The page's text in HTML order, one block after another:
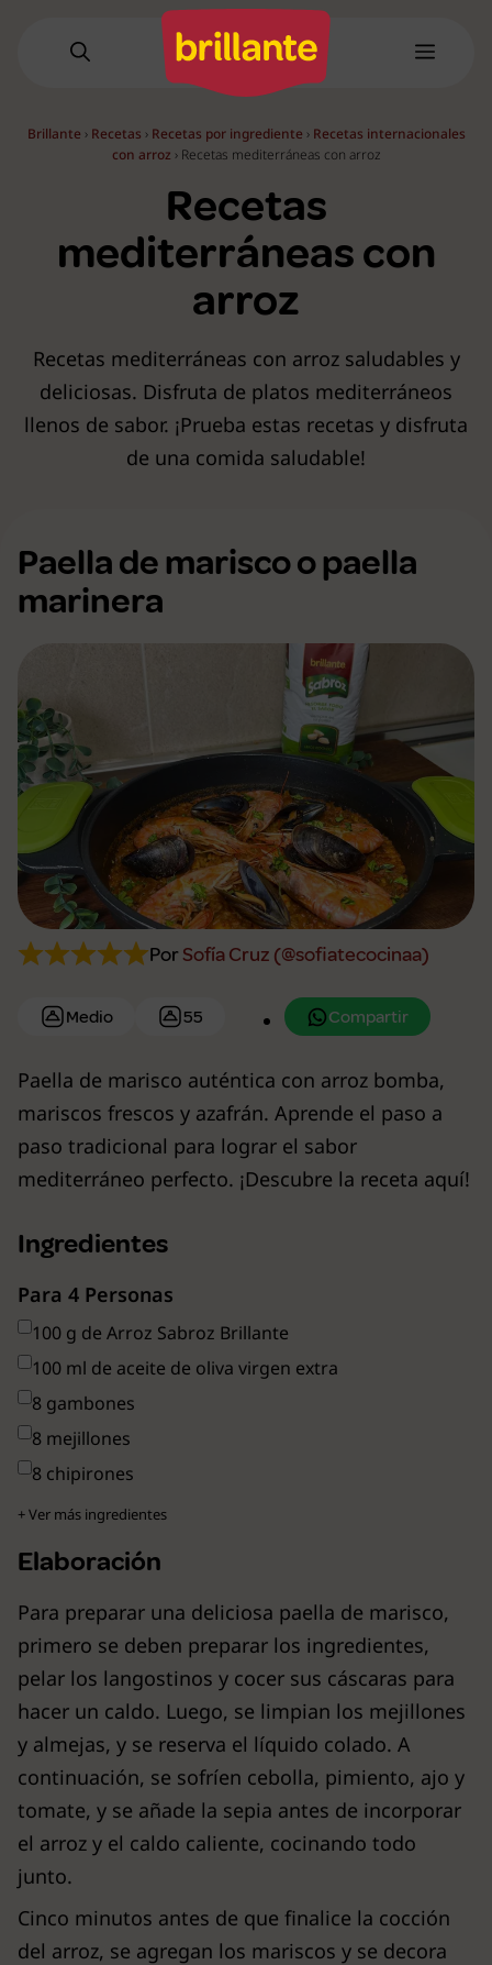
Menú
Brillante › Recetas › Recetas por ingrediente › Recetas internacionales
con arroz › Recetas mediterráneas con arroz
Recetas
mediterráneas con
arroz
Recetas mediterráneas con arroz saludables y
deliciosas. Disfruta de platos mediterráneos
llenos de sabor. ¡Prueba estas recetas y disfruta
de una comida saludable!
Paella de marisco o paella
marinera
Por Sofía Cruz (@sofiatecocinaa)
Medio 55 Compartir
Paella de marisco auténtica con arroz bomba,
mariscos frescos y azafrán. Aprende el paso a
paso tradicional para lograr el sabor
mediterráneo perfecto. ¡Descubre la receta aquí!
Ingredientes
Para 4 Personas
100 g de Arroz Sabroz Brillante
100 ml de aceite de oliva virgen extra
8 gambones
8 mejillones
8 chipirones
+ Ver más ingredientes
Elaboración
Para preparar una deliciosa paella de marisco,
primero se deben preparar los ingredientes,
pelar los langostinos y cocer sus cáscaras para
hacer un caldo. Luego, se limpian los mejillones
y almejas, y se reserva el líquido colado. A
continuación, se sofríen cebolla, pimiento, ajo y
tomate, y se añade la sepia antes de incorporar
el arroz y el caldo caliente, cocinando todo
junto.
Cinco minutos antes de que finalice la cocción
del arroz, se agregan los mariscos y se decora